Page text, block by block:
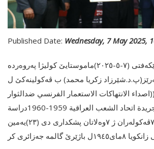
Published Date: Wednesday, 7 May 2025,
روژا چارشەمبێ رێکەفتى (٧-٥-٢٠٢٥)ماموستایێ کولیژا پەروەردە
زکریا محمد) ب ڤەکولینەکێ ل
الانتهاكات الاستعمار الفرنسي ضدالثوار
الجزائرين في جريدة اتحاد الشعب العراقية 1959-1960دراسة
تاريخية))دگەل ٧٥ڤەکولەران ژ ٧وەلاتان پشکداری دی (٢٣)یەمین
گالمە جەزائری کر